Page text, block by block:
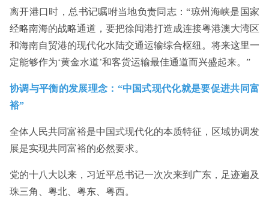
离开港口时，总书记嘱咐当地负责同志：“琼州海峡是国家
经略南海的战略通道，要把徐闻港打造成连接粤港澳大湾区
和海南自贸港的现代化水陆交通运输综合枢纽。将来这里一
定能够作为‘黄金水道’和客货运输最佳通道而兴盛起来。”
协调与平衡的发展理念：“中国式现代化就是要促进共同富
裕”
全体人民共同富裕是中国式现代化的本质特征，区域协调发
展是实现共同富裕的必然要求。
党的十八大以来，习近平总书记一次次来到广东，足迹遍及
珠三角、粤北、粤东、粤西。